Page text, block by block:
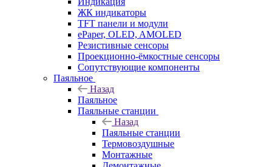
ЖК индикаторы
TFT панели и модули
ePaper, OLED, AMOLED
Резистивные сенсоры
Проекционно-ёмкостные сенсоры
Сопутствующие компоненты
Паяльное
Назад
Паяльное
Паяльные станции
Назад
Паяльные станции
Термовоздушные
Монтажные